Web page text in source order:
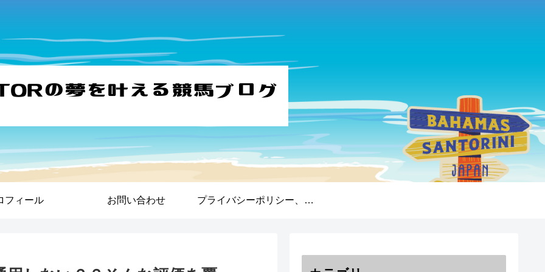
フィール お問い合わせ プライバシーポリシー、免責事項、著作権について